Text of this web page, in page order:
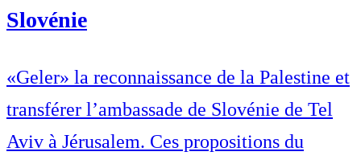
Slovénie
«Geler» la reconnaissance de la Palestine et
transférer l’ambassade de Slovénie de Tel
Aviv à Jérusalem. Ces propositions du